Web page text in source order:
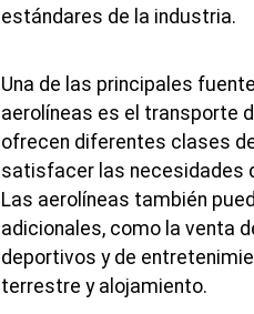
estándares de la industria.
Una de las principales
aerolíneas es el transporte
ofrecen diferentes clases
satisfacer las necesidades
Las aerolíneas también
adicionales, como la venta
deportivos y de
terrestre y alojamiento.